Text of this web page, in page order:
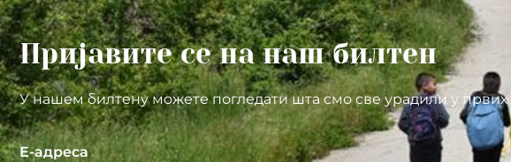
Пријавите се на наш билтен
У нашем билтену можете погледати шта смо све урадили у првих
Е-адреса